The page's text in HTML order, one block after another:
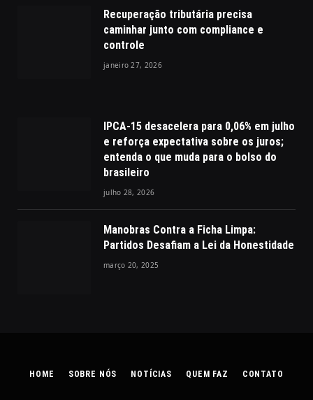
Recuperação tributária precisa
caminhar junto com compliance e
controle
janeiro 27, 2026
IPCA-15 desacelera para 0,06% em julho
e reforça expectativa sobre os juros;
entenda o que muda para o bolso do
brasileiro
julho 28, 2026
Manobras Contra a Ficha Limpa:
Partidos Desafiam a Lei da Honestidade
março 20, 2025
HOME SOBRE NÓS NOTÍCIAS QUEM FAZ CONTATO